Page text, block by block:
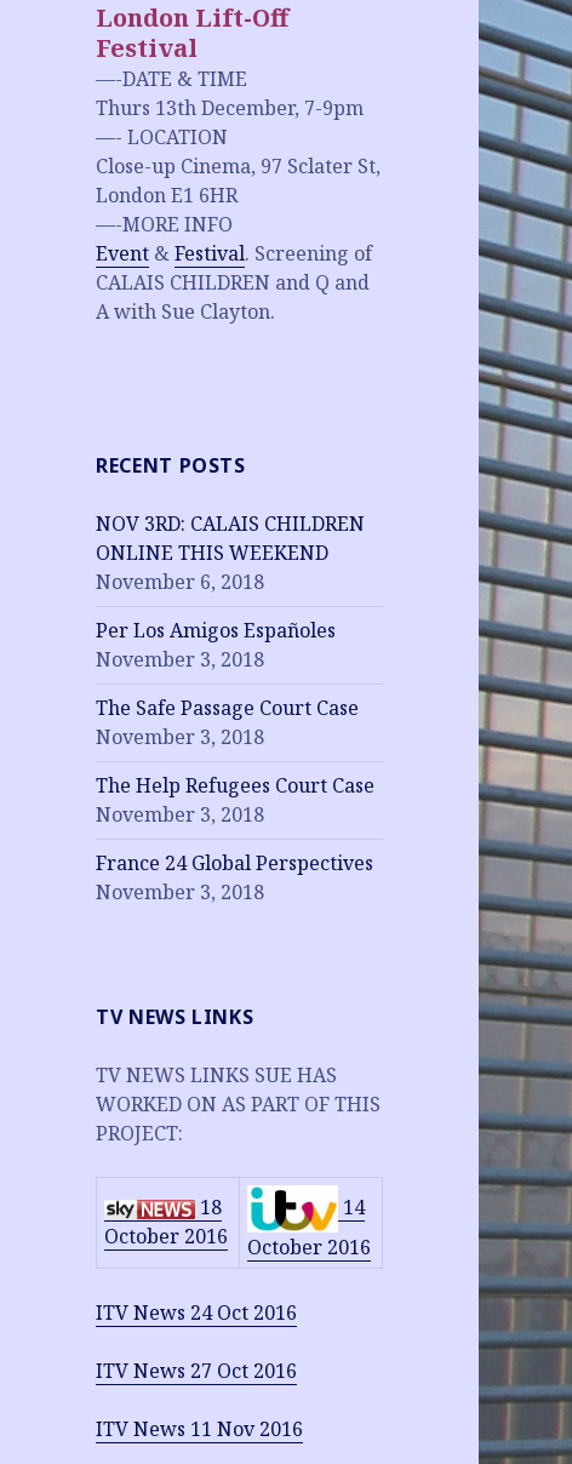
London Lift-Off
Festival
—-DATE & TIME
Thurs 13th December, 7-9pm
—- LOCATION
Close-up Cinema, 97 Sclater St,
London E1 6HR
—-MORE INFO
Event &Festival. Screening of
CALAIS CHILDREN and Q and
A with Sue Clayton.
RECENT POSTS
NOV 3RD: CALAIS CHILDREN
ONLINE THIS WEEKEND
November 6, 2018
Per Los Amigos Españoles
November 3, 2018
The Safe Passage Court Case
November 3, 2018
The Help Refugees Court Case
November 3, 2018
France 24 Global Perspectives
November 3, 2018
TV NEWS LINKS
TV NEWS LINKS SUE HAS
WORKED ON AS PART OF THIS
PROJECT:
18
October 2016
14
October 2016
ITV News 24 Oct 2016
ITV News 27 Oct 2016
ITV News 11 Nov 2016